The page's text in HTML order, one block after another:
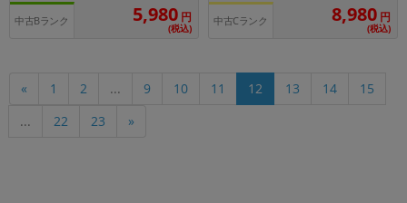
中古Bランク 5,980 円
(税込)
中古Cランク 8,980 円
(税込)
« 1 2 ... 9 10 11 12 13 14
15
...
22 23 »